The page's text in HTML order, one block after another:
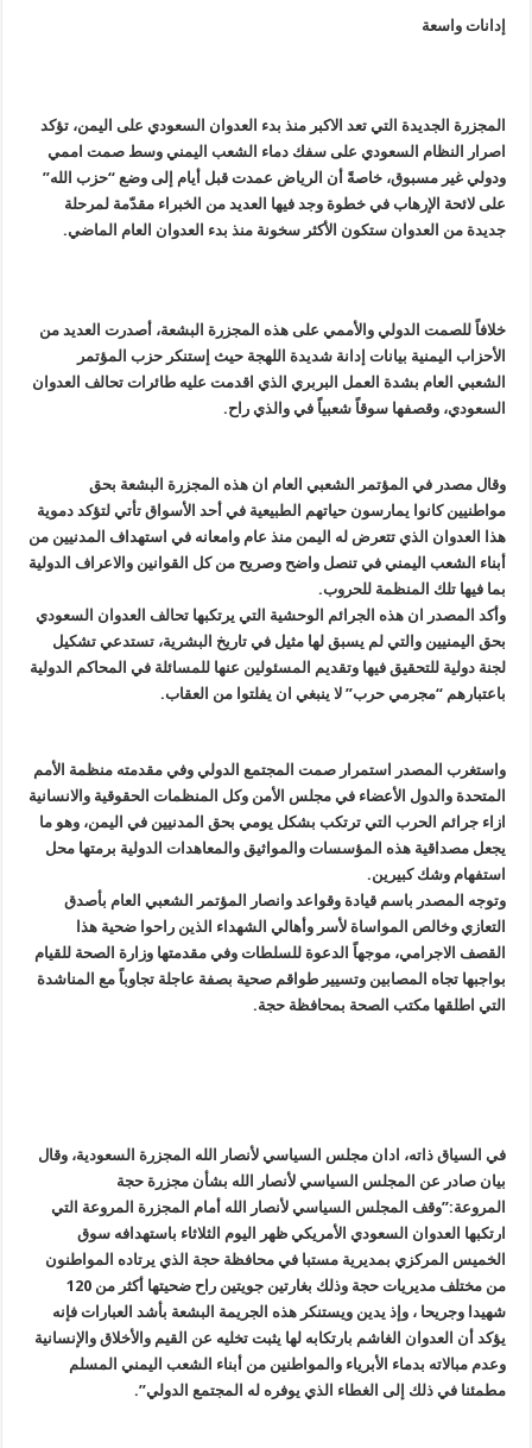
إدانات واسعة
المجزرة الجديدة التي تعد الاكبر منذ بدء العدوان السعودي على اليمن، تؤكد
اصرار النظام السعودي على سفك دماء الشعب اليمني وسط صمت اممي
ودولي غير مسبوق، خاصةً أن الرياض عمدت قبل أيام إلى وضع “حزب الله”
على لائحة الإرهاب في خطوة وجد فيها العديد من الخبراء مقدّمة لمرحلة
جديدة من العدوان ستكون الأكثر سخونة منذ بدء العدوان العام الماضي.
خلافاً للصمت الدولي والأممي على هذه المجزرة البشعة، أصدرت العديد من
الأحزاب اليمنية بيانات إدانة شديدة اللهجة حيث إستنكر حزب المؤتمر
الشعبي العام بشدة العمل البربري الذي اقدمت عليه طائرات تحالف العدوان
السعودي، وقصفها سوقاً شعبياً في والذي راح.
وقال مصدر في المؤتمر الشعبي العام ان هذه المجزرة البشعة بحق
مواطنيين كانوا يمارسون حياتهم الطبيعية في أحد الأسواق تأتي لتؤكد دموية
هذا العدوان الذي تتعرض له اليمن منذ عام وامعانه في استهداف المدنيين من
أبناء الشعب اليمني في تنصل واضح وصريح من كل القوانين والاعراف الدولية
بما فيها تلك المنظمة للحروب.
وأكد المصدر ان هذه الجرائم الوحشية التي يرتكبها تحالف العدوان السعودي
بحق اليمنيين والتي لم يسبق لها مثيل في تاريخ البشرية، تستدعي تشكيل
لجنة دولية للتحقيق فيها وتقديم المسئولين عنها للمسائلة في المحاكم الدولية
باعتبارهم “مجرمي حرب” لا ينبغي ان يفلتوا من العقاب.
واستغرب المصدر استمرار صمت المجتمع الدولي وفي مقدمته منظمة الأمم
المتحدة والدول الأعضاء في مجلس الأمن وكل المنظمات الحقوقية والانسانية
ازاء جرائم الحرب التي ترتكب بشكل يومي بحق المدنيين في اليمن، وهو ما
يجعل مصداقية هذه المؤسسات والمواثيق والمعاهدات الدولية برمتها محل
استفهام وشك كبيرين.
وتوجه المصدر باسم قيادة وقواعد وانصار المؤتمر الشعبي العام بأصدق
التعازي وخالص المواساة لأسر وأهالي الشهداء الذين راحوا ضحية هذا
القصف الاجرامي، موجهاً الدعوة للسلطات وفي مقدمتها وزارة الصحة للقيام
بواجبها تجاه المصابين وتسيير طواقم صحية بصفة عاجلة تجاوباً مع المناشدة
التي اطلقها مكتب الصحة بمحافظة حجة.
في السياق ذاته، ادان مجلس السياسي لأنصار الله المجزرة السعودية، وقال
بيان صادر عن المجلس السياسي لأنصار الله بشأن مجزرة حجة
المروعة:”وقف المجلس السياسي لأنصار الله أمام المجزرة المروعة التي
ارتكبها العدوان السعودي الأمريكي ظهر اليوم الثلاثاء باستهدافه سوق
الخميس المركزي بمديرية مستبا في محافظة حجة الذي يرتاده المواطنون
من مختلف مديريات حجة وذلك بغارتين جويتين راح ضحيتها أكثر من 120
شهيدا وجريحا ، وإذ يدين ويستنكر هذه الجريمة البشعة بأشد العبارات فإنه
يؤكد أن العدوان الغاشم بارتكابه لها يثبت تخليه عن القيم والأخلاق والإنسانية
وعدم مبالاته بدماء الأبرياء والمواطنين من أبناء الشعب اليمني المسلم
مطمئنا في ذلك إلى الغطاء الذي يوفره له المجتمع الدولي”.